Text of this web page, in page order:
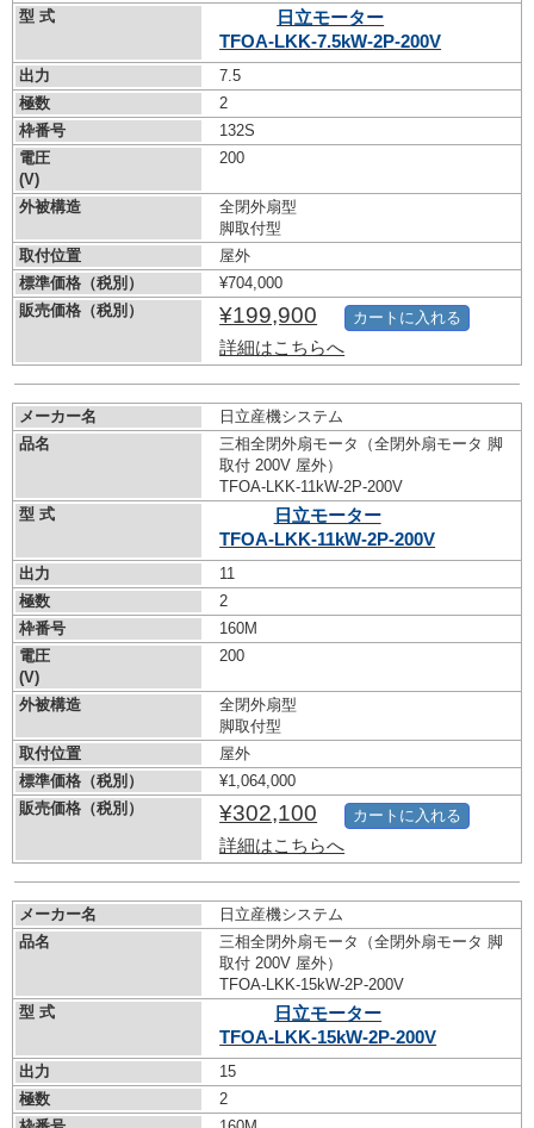
型 式
日立モーター
TFOA-LKK-7.5kW-2P-200V
出力
7.5
極数
2
枠番号
132S
電圧
(V)
200
外被構造
全閉外扇型
脚取付型
取付位置
屋外
標準価格（税別）
¥704,000
販売価格（税別）
¥199,900
詳細はこちらへ
カートに入れる
メーカー名
日立産機システム
品名
三相全閉外扇モータ（全閉外扇モータ 脚
取付 200V 屋外）
TFOA-LKK-11kW-2P-200V
型 式
日立モーター
TFOA-LKK-11kW-2P-200V
出力
11
極数
2
枠番号
160M
電圧
(V)
200
外被構造
全閉外扇型
脚取付型
取付位置
屋外
標準価格（税別）
¥1,064,000
販売価格（税別）
¥302,100
詳細はこちらへ
カートに入れる
メーカー名
日立産機システム
品名
三相全閉外扇モータ（全閉外扇モータ 脚
取付 200V 屋外）
TFOA-LKK-15kW-2P-200V
型 式
日立モーター
TFOA-LKK-15kW-2P-200V
出力
15
極数
2